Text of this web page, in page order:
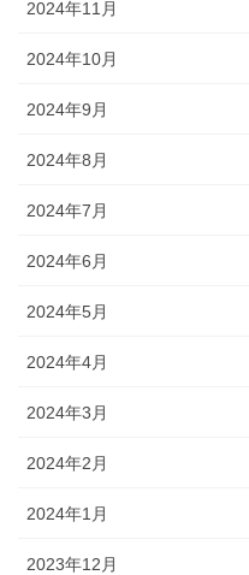
2024年11月
2024年10月
2024年9月
2024年8月
2024年7月
2024年6月
2024年5月
2024年4月
2024年3月
2024年2月
2024年1月
2023年12月